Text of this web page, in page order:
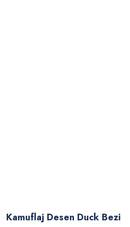
Kamuflaj Desen Duck Bezi